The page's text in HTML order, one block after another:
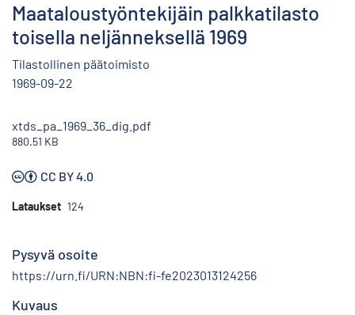
Maataloustyöntekijäin palkkatilasto
toisella neljänneksellä 1969
Tilastollinen päätoimisto
1969-09-22
xtds_pa_1969_36_dig.pdf
880.51 KB
CC BY 4.0
Lataukset 124
Pysyvä osoite
https://urn.fi/URN:NBN:fi-fe2023013124256
Kuvaus